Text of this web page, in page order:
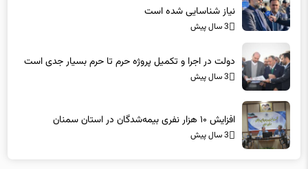
نیاز شناسایی شده است
3 سال پیش
دولت در اجرا و تکمیل پروژه حرم تا حرم بسیار جدی است
3 سال پیش
افزایش ۱۰ هزار نفری بیمه‌شدگان در استان سمنان
3 سال پیش